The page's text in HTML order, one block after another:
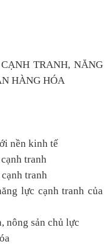
TRANH, NĂNG
HÀNG HÓA
nền kinh tế
tranh
tranh
lực cạnh tranh của
nông sản chủ lực